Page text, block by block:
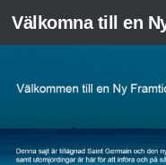
Skip to content